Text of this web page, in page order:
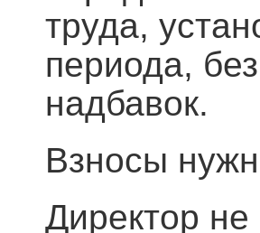
труда, ус
периода,
надбавок.
Взносы
Директор